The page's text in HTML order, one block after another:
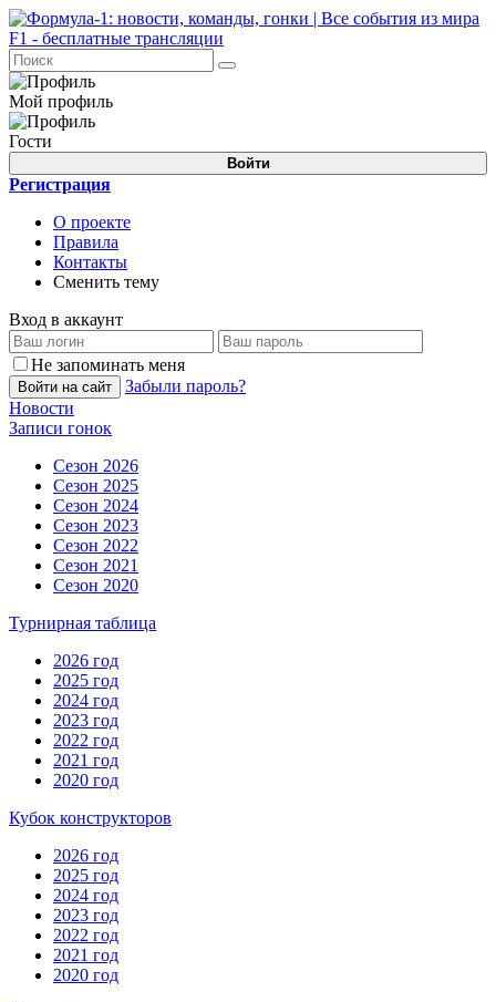
Мой профиль
Гости
Войти
Регистрация
О проекте
Правила
Контакты
Сменить тему
Вход в аккаунт
Не запоминать меня
Войти на сайт
Забыли пароль?
Новости
Записи гонок
Сезон 2026
Сезон 2025
Сезон 2024
Сезон 2023
Сезон 2022
Сезон 2021
Сезон 2020
Турнирная таблица
2026 год
2025 год
2024 год
2023 год
2022 год
2021 год
2020 год
Кубок конструкторов
2026 год
2025 год
2024 год
2023 год
2022 год
2021 год
2020 год